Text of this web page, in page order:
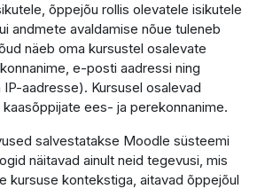
õppejõu rollis olevatele isikutele
andmete avaldamise nõue tuleneb
näeb oma kursustel osalevate
e-posti aadressi ning
aadresse). Kursusel osalevad
ees- ja perekonnanime.
salvestatakse Moodle süsteemi
näitavad ainult neid tegevusi, mis
kursuse kontekstiga, aitavad õppejõul